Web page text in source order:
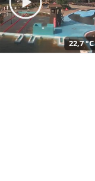
22,7 °C